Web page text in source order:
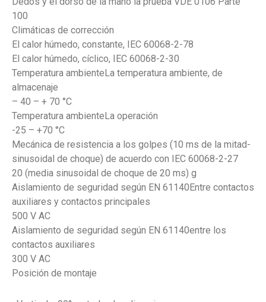
100
Climáticas de corrección
El calor húmedo, constante, IEC 60068-2-78
El calor húmedo, cíclico, IEC 60068-2-30
Temperatura ambienteLa temperatura ambiente, de
almacenaje
– 40 – + 70 °C
Temperatura ambienteLa operación
-25 – +70 °C
Mecánica de resistencia a los golpes (10 ms de la mitad-
sinusoidal de choque) de acuerdo con IEC 60068-2-27
20 (media sinusoidal de choque de 20 ms) g
Aislamiento de seguridad según EN 61140Entre contactos
auxiliares y contactos principales
500 V AC
Aislamiento de seguridad según EN 61140entre los
contactos auxiliares
300 V AC
Posición de montaje